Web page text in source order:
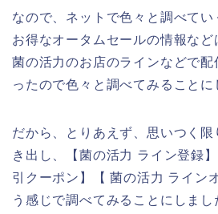
なので、ネットで色々と調べて
お得なオータムセールの情報など
菌の活力のお店のラインなどで配
ったので色々と調べてみることに
だから、とりあえず、思いつく
き出し、【菌の活力 ライン登録
引クーポン】【 菌の活力 ライン
う感じで調べてみることにしまし